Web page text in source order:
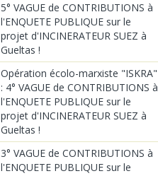
5° VAGUE de CONTRIBUTIONS à
l'ENQUETE PUBLIQUE sur le
projet d'INCINERATEUR SUEZ à
Gueltas !
Opération écolo-marxiste "ISKRA"
: 4° VAGUE de CONTRIBUTIONS à
l'ENQUETE PUBLIQUE sur le
projet d'INCINERATEUR SUEZ à
Gueltas !
3° VAGUE de CONTRIBUTIONS à
l'ENQUETE PUBLIQUE sur le